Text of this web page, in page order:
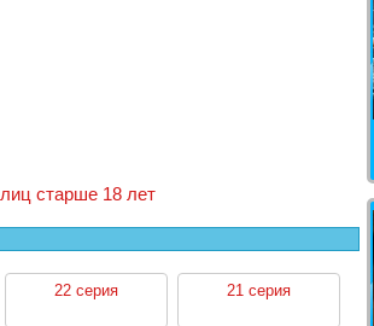
старше 18 лет
22 серия 21 серия